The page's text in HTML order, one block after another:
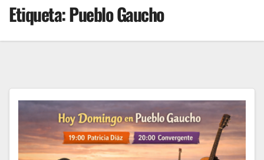
Etiqueta:Pueblo Gaucho